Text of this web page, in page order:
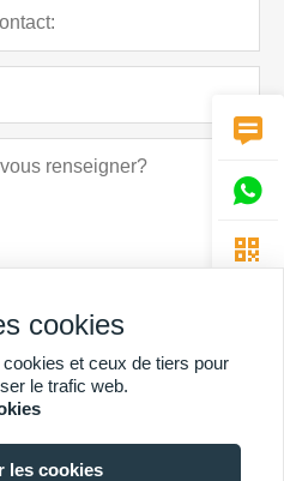
de confidentialité



cookies
et ceux de tiers pour
le trafic web.
les cookies